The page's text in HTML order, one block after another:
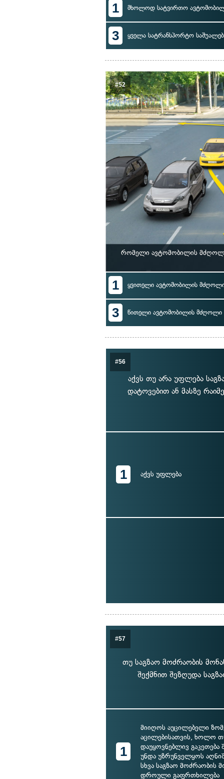
1 მხოლოდ სატვირთო
3 ყველა სატრანსპორტო
#52
რომელი ავტომობილის მძღოლი
1 ყვითელი ავტომობილის
3 წითელი ავტომობილის მძღოლი
#56
აქვს თუ არა უფლება
დატოვებით ან მასზე
1 აქვს უფლება
#57
თუ საგზაო მოძრაობის
შექმნით შეზღუდა
1
მიიღოს აუცილებელი
აცილებისათვის, ხოლო
დაუყოვნებლივ გაკეთება
უნდა უზრუნველყოს
სხვა საგზაო მოძრაობის
დროული გაფრთხილება